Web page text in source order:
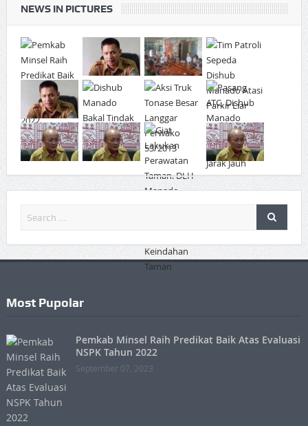
NEWS IN PICTURES
Most Pupolar
Pemkab Minsel Raih Predikat Baik Atas Evaluasi
NSPK Tahun 2022
September 07, 2023